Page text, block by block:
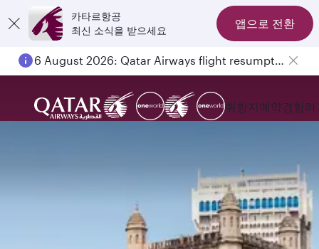
카타르항공
최신 소식을 받으세요
앱으로 전환
6 August 2026: Qatar Airways flight resumption to Bahrain (BAH), Erbil (EBL), and Kuwait (KWI)
취항지예약경험하